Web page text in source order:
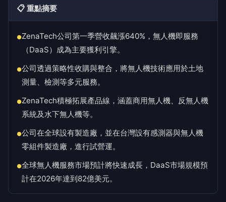
📋 重點摘要
●ZenaTech公司第一季營收飆漲640%，無人機即服務
（DaaS）成為主要獲利引擎。
●公司透過策略性收購與整合，將無人機技術應用於土地
測量、檢測等多元服務。
●ZenaTech積極拓展產品線，涵蓋商用無人機、反無人機
系統及水下無人機等。
●公司在全球設有製造廠，並在台灣設有感測器與無人機
零組件製造廠，進行試營運。
●全球無人機服務市場預計將快速成長，DaaS市場規模預
計在2026年達到82億美元。